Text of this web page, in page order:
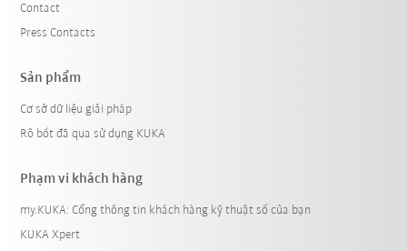
Contact
Press Contacts
Sản phẩm
Cơ sở dữ liệu giải pháp
Rô bốt đã qua sử dụng KUKA
Phạm vi khách hàng
my.KUKA: Cổng thông tin khách hàng kỹ thuật số của bạn
KUKA Xpert